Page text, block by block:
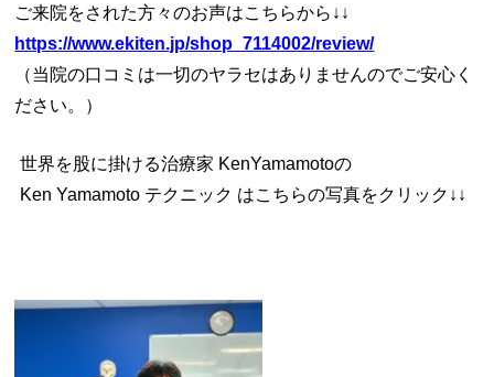
ご来院をされた方々のお声はこちらから↓↓
https://www.ekiten.jp/shop_7114002/review/
（当院の口コミは一切のヤラセはありませんのでご安心く
ださい。）
世界を股に掛ける治療家 KenYamamotoの
Ken Yamamoto テクニック はこちらの写真をクリック↓↓